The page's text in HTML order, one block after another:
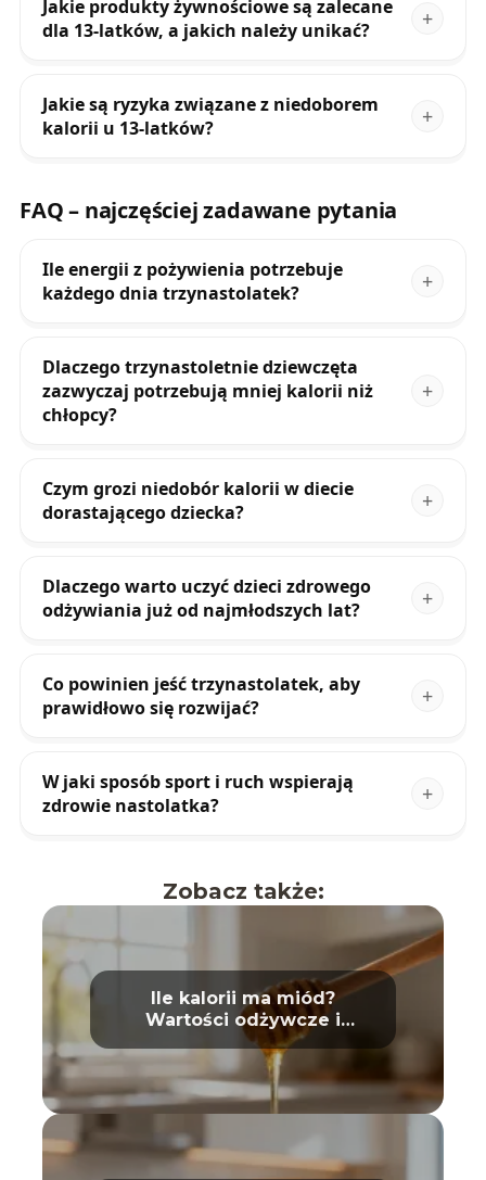
Jakie produkty żywnościowe są zalecane
dla 13-latków, a jakich należy unikać?
Jakie są ryzyka związane z niedoborem
kalorii u 13-latków?
FAQ – najczęściej zadawane pytania
Ile energii z pożywienia potrzebuje
każdego dnia trzynastolatek?
Dlaczego trzynastoletnie dziewczęta
zazwyczaj potrzebują mniej kalorii niż
chłopcy?
Czym grozi niedobór kalorii w diecie
dorastającego dziecka?
Dlaczego warto uczyć dzieci zdrowego
odżywiania już od najmłodszych lat?
Co powinien jeść trzynastolatek, aby
prawidłowo się rozwijać?
W jaki sposób sport i ruch wspierają
zdrowie nastolatka?
Zobacz także:
Ile kalorii ma miód?
Wartości odżywcze i
właściwości